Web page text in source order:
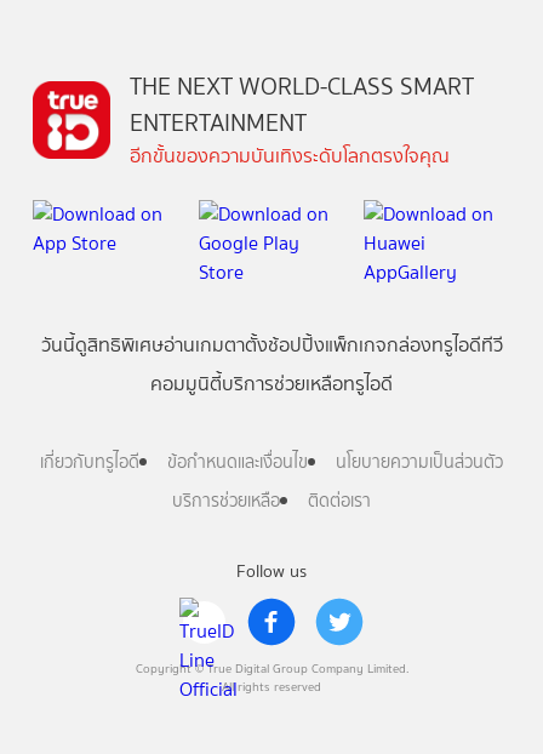
Follow us
Copyright © True Digital Group Company Limited.
All rights reserved
THE NEXT WORLD-CLASS SMART
ENTERTAINMENT
อีกขั้นของความบันเทิงระดับโลกตรงใจคุณ
วันนี้ดูสิทธิพิเศษอ่านเกมตาตั้งช้อปปิ้งแพ็กเกจกล่องทรูไอดีทีวี
คอมมูนิตี้บริการช่วยเหลือทรูไอดี
เกี่ยวกับทรูไอดี ข้อกำหนดและเงื่อนไข
นโยบายความเป็นส่วนตัว
บริการช่วยเหลือ
ติดต่อเรา